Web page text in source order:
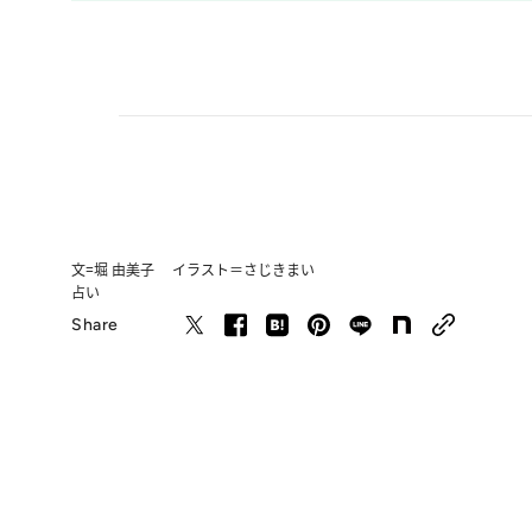
文=堀 由美子 イラスト＝さじきまい
占い
Share